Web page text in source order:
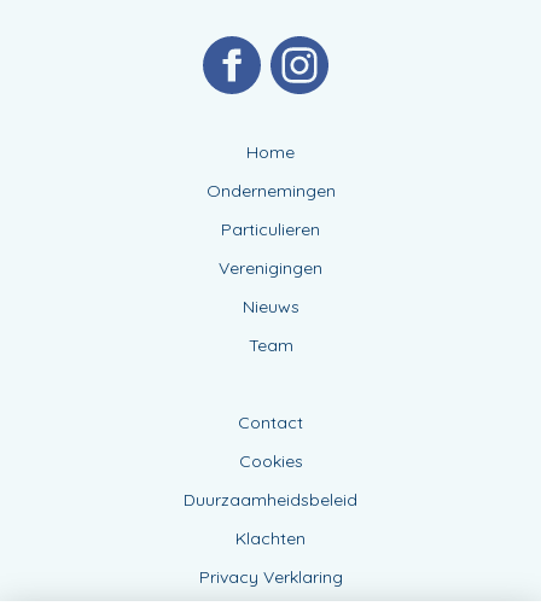
Home
Ondernemingen
Particulieren
Verenigingen
Nieuws
Team
Contact
Cookies
Duurzaamheidsbeleid
Klachten
Privacy Verklaring